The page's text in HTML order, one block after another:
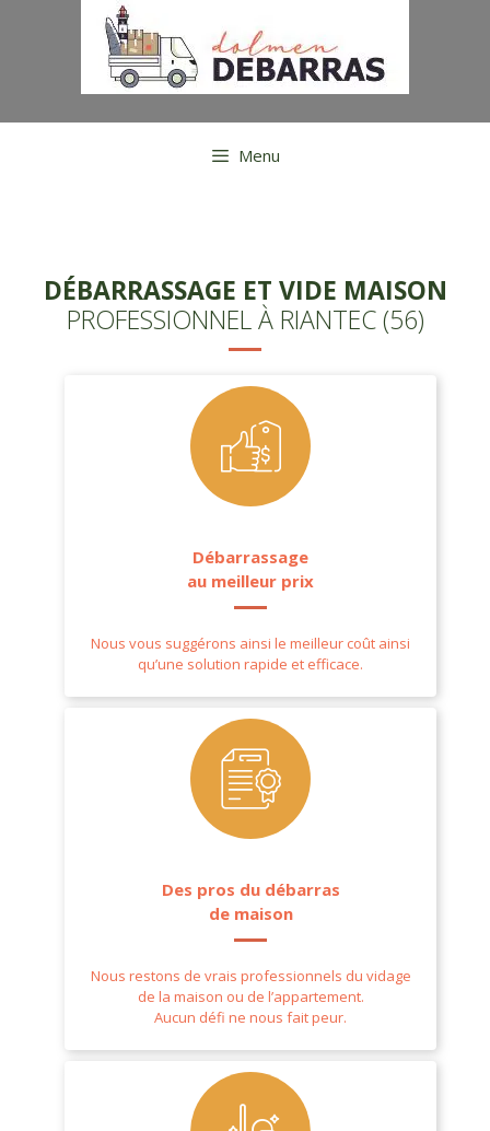
Menu
DÉBARRASSAGE ET VIDE MAISON
PROFESSIONNEL À RIANTEC (56)
Débarrassage
au meilleur prix
Nous vous suggérons ainsi le meilleur coût ainsi
qu’une solution rapide et efficace.
Des pros du débarras
de maison
Nous restons de vrais professionnels du vidage
de la maison ou de l’appartement.
Aucun défi ne nous fait peur.